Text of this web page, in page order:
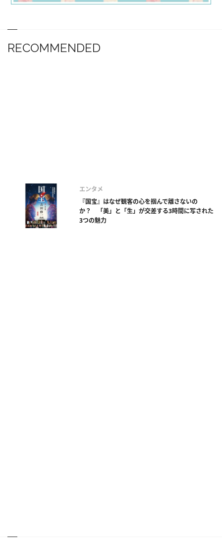
RECOMMENDED
エンタメ
『国宝』はなぜ観客の心を掴んで離さないの
か？ 「美」と「生」が交差する3時間に写された
3つの魅力